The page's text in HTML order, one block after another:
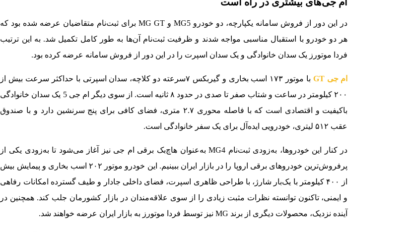
در این دور از فروش سامانه یکپارچه، دو خودرو MG5 و MG GT برای ثبت‌نام متقاضیان عرضه شده بود که
هر دو خودرو با استقبال مناسبی مواجه شدند و ظرفیت ثبت‌نام آن‌ها به طور کامل تکمیل شد. به این ترتیب
فردا موتورز یک سدان خانوادگی و یک سدان اسپرت را در این دور از فروش سامانه عرضه کرده بود.
ام جیGT
با موتور ۱۷۳ اسب بخاری و گیربکس ۷سرعته دو کلاچه، سدان اسپرتی با حداکثر سرعت بیش از
۲۰۰ کیلومتر در ساعت و شتاب صفر تا صدی در حدود ۸ ثانیه است. از سوی دیگر ام جی 5 یک سدان خانوادگی
باکیفیت و اقتصادی است که با فاصله محوری ۲.۷ متری، فضای کافی برای پنج سرنشین دارد و با صندوق
عقب ۵۱۲ لیتری، خودرویی ایده‌آل برای یک سفر خانوادگی است.
در کنار این خودروها، به‌زودی ثبت‌نام MG4 به‌عنوان هاچ‌بک برقی ام جی نیز آغاز می‌شود تا به‌زودی یکی از
پرفروش‌ترین خودروهای برقی اروپا را در بازار ایران ببینیم. این خودرو موتور ۲۰۲ اسب بخاری و پیمایش بیش
از ۴۰۰ کیلومتر با یک‌بار شارژ، با طراحی ظاهری اسپرت، فضای داخلی جادار و طیف گسترده امکانات رفاهی
و ایمنی، تاکنون توانسته نظرات مثبت زیادی را از سوی علاقه‌مندان در بازار کشورمان جلب کند. همچنین در
آینده نزدیک، محصولات دیگری از برند MG نیز توسط فردا موتورز به بازار ایران عرضه خواهند شد.